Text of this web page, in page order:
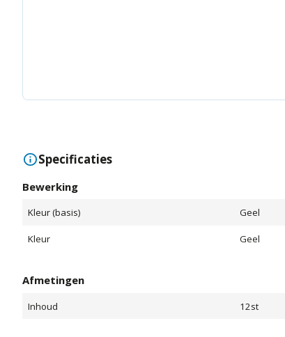
Specificaties
Bewerking
Kleur (basis) Geel
Kleur Geel
Afmetingen
Inhoud 12st